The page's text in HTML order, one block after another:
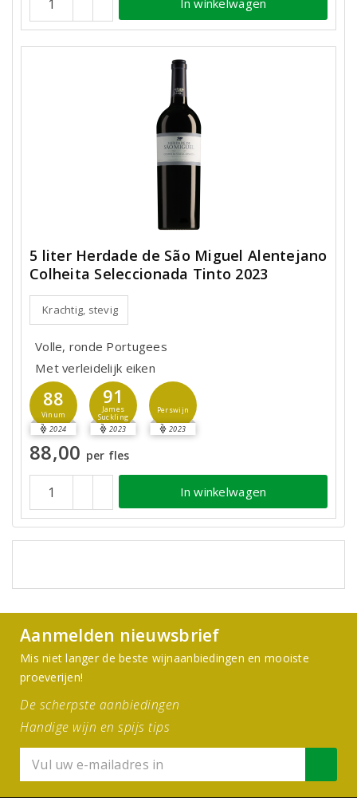
5 liter Herdade de São Miguel Alentejano
Colheita Seleccionada Tinto 2023
Krachtig, stevig
Volle, ronde Portugees
Met verleidelijk eiken
88
Vinum
2024
91
James
Suckling
2023
Perswijn
2023
88,00 per fles
In winkelwagen
Aanmelden nieuwsbrief
Mis niet langer de beste wijnaanbiedingen en mooiste
proeverijen!
De scherpste aanbiedingen
Handige wijn en spijs tips